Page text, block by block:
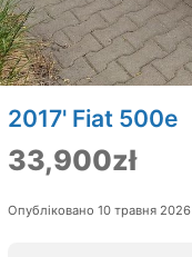
2017' Fiat 500e
33,900zł
Опубліковано 10 травня 2026